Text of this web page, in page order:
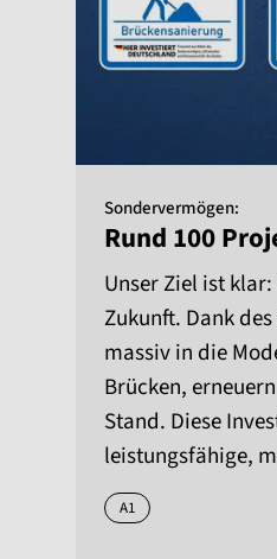
Sondervermögen:
Rund 100
Unser Ziel ist
Zukunft. Dank
massiv in die
Brücken,
Stand. Diese
leistungsfähige,
A1